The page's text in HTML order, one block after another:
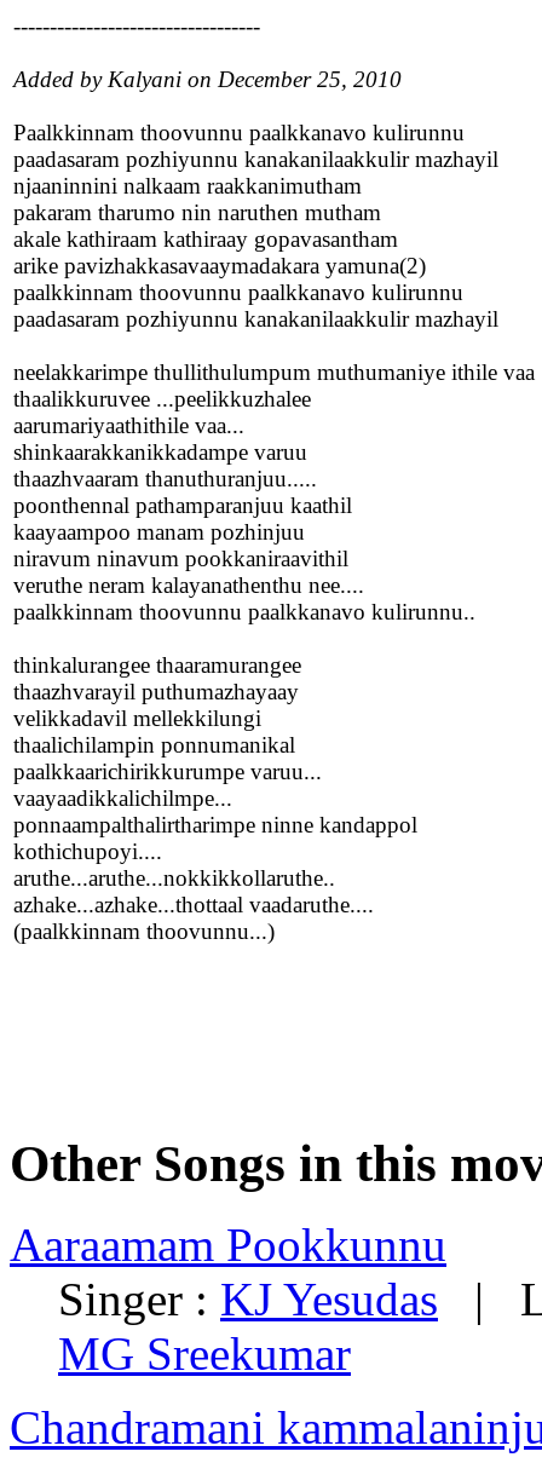
----------------------------------
Added by Kalyani on December 25, 2010
Paalkkinnam thoovunnu paalkkanavo kulirunnu
paadasaram pozhiyunnu kanakanilaakkulir mazhayil
njaaninnini nalkaam raakkanimutham
pakaram tharumo nin naruthen mutham
akale kathiraam kathiraay gopavasantham
arike pavizhakkasavaaymadakara yamuna(2)
paalkkinnam thoovunnu paalkkanavo kulirunnu
paadasaram pozhiyunnu kanakanilaakkulir mazhayil
neelakkarimpe thullithulumpum muthumaniye ithile vaa
thaalikkuruvee ...peelikkuzhalee
aarumariyaathithile vaa...
shinkaarakkanikkadampe varuu
thaazhvaaram thanuthuranjuu.....
poonthennal pathamparanjuu kaathil
kaayaampoo manam pozhinjuu
niravum ninavum pookkaniraavithil
veruthe neram kalayanathenthu nee....
paalkkinnam thoovunnu paalkkanavo kulirunnu..
thinkalurangee thaaramurangee
thaazhvarayil puthumazhayaay
velikkadavil mellekkilungi
thaalichilampin ponnumanikal
paalkkaarichirikkurumpe varuu...
vaayaadikkalichilmpe...
ponnaampalthalirtharimpe ninne kandappol
kothichupoyi....
aruthe...aruthe...nokkikkollaruthe..
azhake...azhake...thottaal vaadaruthe....
(paalkkinnam thoovunnu...)
Other Songs in this
Aaraamam Pookkunnu
Singer : KJ Yesudas |
MG Sreekumar
Chandramani